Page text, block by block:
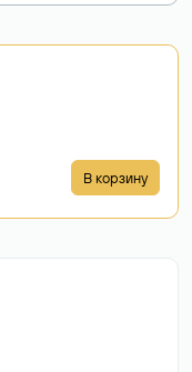
В корзину